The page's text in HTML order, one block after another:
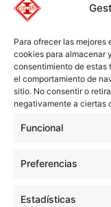
Para ofrecer las
cookies para almacenar
consentimiento de estas
el comportamiento de
sitio. No consentir o
negativamente a ciertas
Funcional
Preferencias
Estadísticas